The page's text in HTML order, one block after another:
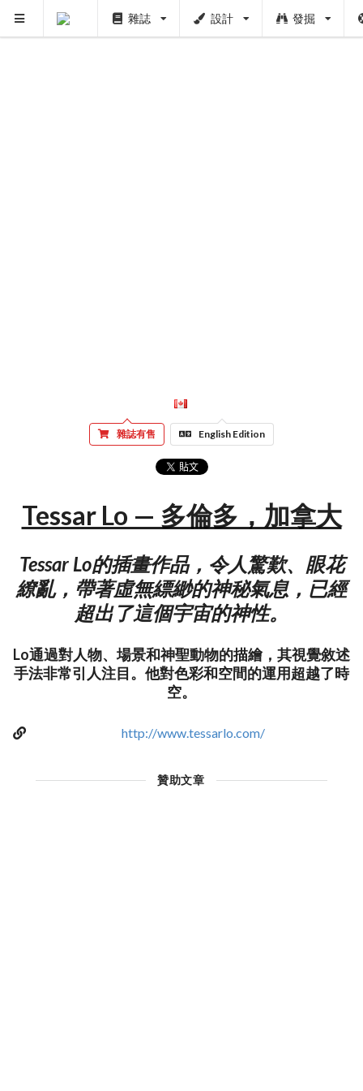
雜誌 設計 發掘
雜誌有售 English Edition
Tessar Lo — 多倫多，加拿大
Tessar Lo的插畫作品，令人驚歎、眼花
繚亂，帶著虛無縹緲的神秘氣息，已經
超出了這個宇宙的神性。
Lo通過對人物、場景和神聖動物的描繪，其視覺敘述
手法非常引人注目。他對色彩和空間的運用超越了時
空。
http://www.tessarlo.com/
贊助文章